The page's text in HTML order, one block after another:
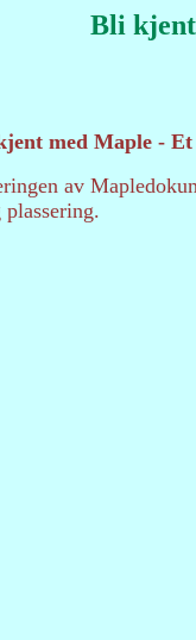
Bli
med Maple -
av